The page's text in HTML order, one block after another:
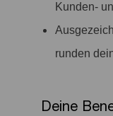
Kunden-
runden
Deine